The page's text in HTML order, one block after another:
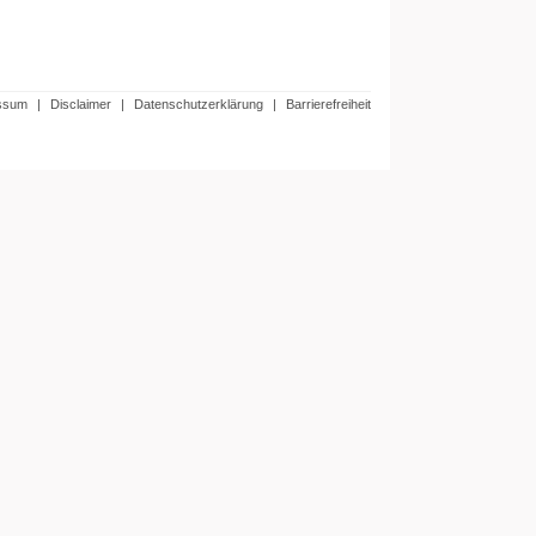
| Disclaimer | Datenschutzerklärung | Barrierefreiheit